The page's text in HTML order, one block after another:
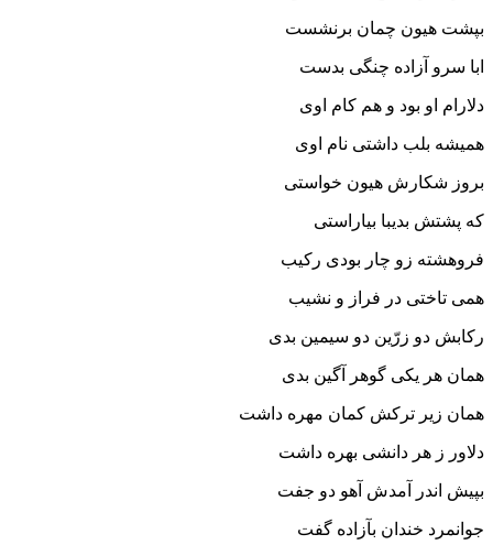
بپشت هیون چمان برنشست
ابا سرو آزاده چنگى بدست‏
دلارام او بود و هم کام اوى
همیشه بلب داشتى نام اوى‏
بروز شکارش هیون خواستى
که پشتش بدیبا بیاراستى‏
فروهشته زو چار بودى رکیب
همى تاختى در فراز و نشیب‏
رکابش دو زرّین دو سیمین بدى
همان هر یکى گوهر آگین بدى‏
همان زیر ترکش کمان مهره داشت
دلاور ز هر دانشى بهره داشت‏
بپیش اندر آمدش آهو دو جفت
جوانمرد خندان بآزاده گفت‏